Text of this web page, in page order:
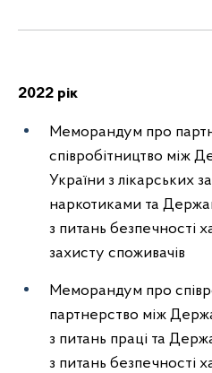
2022 рік
Меморандум про
співробітництво між
України з лікарських
наркотиками та
з питань безпечності
захисту споживачів
Меморандум про
партнерство між
з питань праці та
з питань безпечності